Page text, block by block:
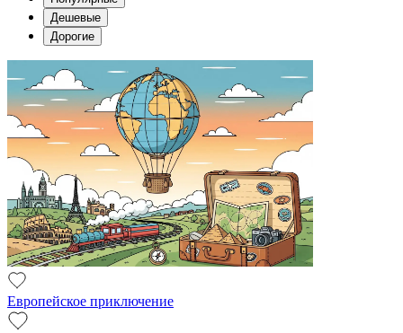
Дешевые
Дорогие
Европейское приключение